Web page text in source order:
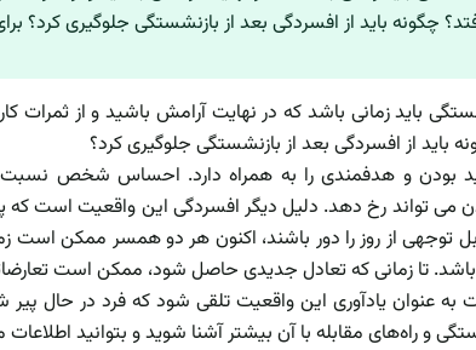
چگونه باید از افسردگی بعد از بازنشستگی جلوگیری کرد؟
باید زمانی باشد که در نهایت آرامش باشید و از
باید از افسردگی بعد از بازنشستگی جلوگیری کرد؟
بودن و هدفمندی را به همراه دارد. احساس شخص
تواند رخ دهد. دلیل دیگر افسردگی این واقعیت است
توجهی از روز را دور باشند، اکنون هر دو همسر ممکن
تا زمانی که تعادل جدیدی حاصل شود، ممکن است
عنوان یادآوری این واقعیت تلقی شود که فرد در حال پیر
و راه‌های مقابله با آن بیشتر آشنا شوید و بتوانید